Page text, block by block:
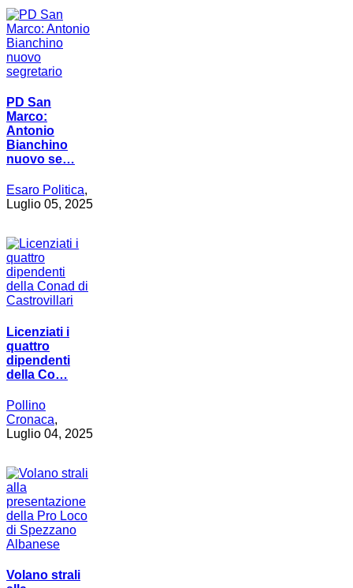
PD San
Marco:
Antonio
Bianchino
nuovo se…
Esaro Politica,
Luglio 05, 2025
Licenziati i
quattro
dipendenti
della Co…
Pollino
Cronaca,
Luglio 04, 2025
Volano strali